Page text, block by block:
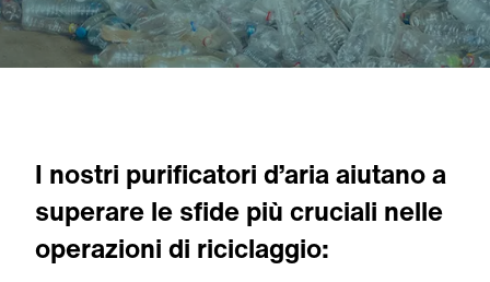
I nostri purificatori d’aria aiutano a
superare le sfide più cruciali nelle
operazioni di riciclaggio: